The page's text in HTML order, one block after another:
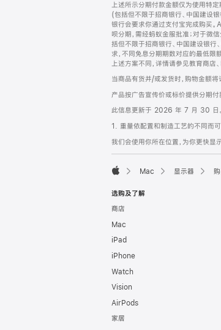
脚
上述所示分期付款金额仅为使用特
(包括但不限于招商银行、中国建设
银行会要求你通过支付宝完成购买
呗分期，需经蚂蚁金服批准；对于微
括但不限于招商银行、中国建设银行
求，不同免息分期期数对应的最低
上述方案不同，详情请参见教育商
当商品有货并/或发货时，购物金额
产品按广告宣传价或标价提供分期付
此信息更新于 2026 年 7 月 30 日。
1. 重量依配置和制造工艺的不同而可
我们会使用你所在位置，为你更快显
Mac 显示器
选购及了解
商店
Mac
iPad
iPhone
Watch
Vision
AirPods
家居